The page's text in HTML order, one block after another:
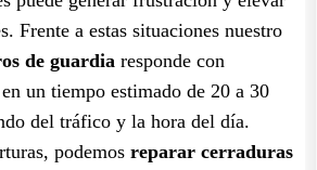
Frente a estas situaciones nuestro
de guardia responde con
un tiempo estimado de 20 a 30
del tráfico y la hora del día.
podemos reparar cerraduras